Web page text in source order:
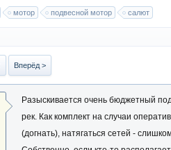
мотор подвесной мотор салют
Вперёд >
Разыскивается очень бюджетный
рек. Как комплект на случаи
(догнать), натягаться сетей -